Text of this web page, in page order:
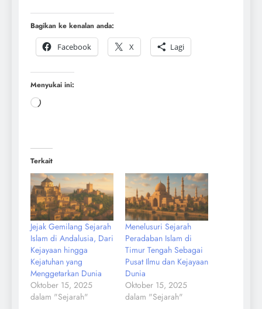
Bagikan ke kenalan anda:
Facebook
X Lagi
Menyukai ini:
Terkait
Jejak Gemilang Sejarah
Islam di Andalusia, Dari
Kejayaan hingga
Kejatuhan yang
Menggetarkan Dunia
Oktober 15, 2025
dalam "Sejarah"
Menelusuri Sejarah
Peradaban Islam di
Timur Tengah Sebagai
Pusat Ilmu dan Kejayaan
Dunia
Oktober 15, 2025
dalam "Sejarah"